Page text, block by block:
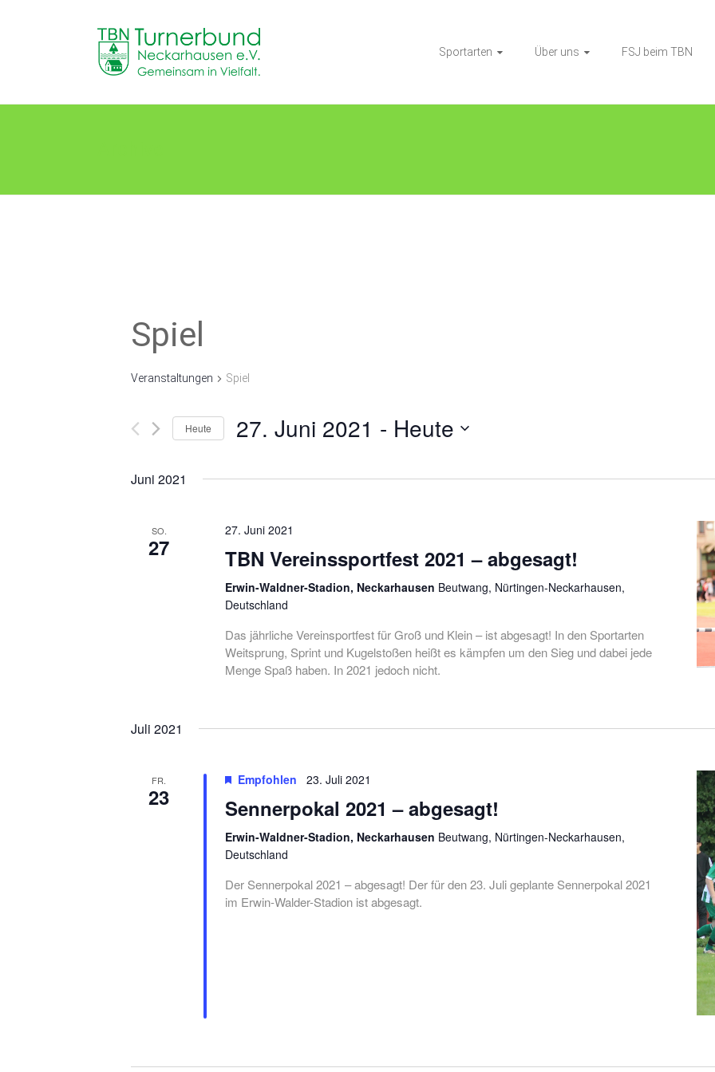
TB
Neckarhausen
in
Sportarten Über uns FSJ beim TBN
Spiel
Veranstaltungen Spiel
Heute 27. Juni 2021 - Heute
Juni 2021
SO.
27
27. Juni 2021
TBN Vereinssportfest 2021 – abgesagt!
Erwin-Waldner-Stadion, Neckarhausen Beutwang, Nürtingen-Neckarhausen,
Deutschland
Das jährliche Vereinsportfest für Groß und Klein – ist abgesagt! In den Sportarten
Weitsprung, Sprint und Kugelstoßen heißt es kämpfen um den Sieg und dabei jede
Menge Spaß haben. In 2021 jedoch nicht.
Juli 2021
FR.
23
Empfohlen 23. Juli 2021
Sennerpokal 2021 – abgesagt!
Erwin-Waldner-Stadion, Neckarhausen Beutwang, Nürtingen-Neckarhausen,
Deutschland
Der Sennerpokal 2021 – abgesagt! Der für den 23. Juli geplante Sennerpokal 2021
im Erwin-Walder-Stadion ist abgesagt.